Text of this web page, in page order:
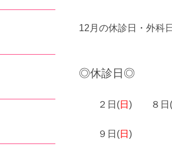
12月の休診日・外科
◎休診日◎
２日(日) ８日(
９日(日)